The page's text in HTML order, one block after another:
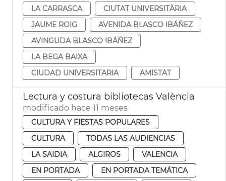
LA CARRASCA
CIUTAT UNIVERSITÀRIA
JAUME ROIG
AVENIDA BLASCO IBÁÑEZ
AVINGUDA BLASCO IBÁÑEZ
LA BEGA BAIXA
CIUDAD UNIVERSITARIA
AMISTAT
Lectura y costura bibliotecas València
modificado hace 11 meses
CULTURA Y FIESTAS POPULARES
CULTURA
TODAS LAS AUDIENCIAS
LA SAIDIA
ALGIROS
VALENCIA
EN PORTADA
EN PORTADA TEMÁTICA